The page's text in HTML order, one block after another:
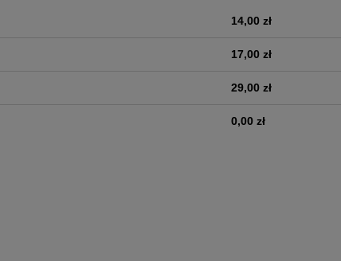
14,00 zł
17,00 zł
29,00 zł
0,00 zł